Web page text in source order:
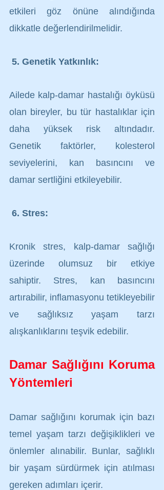
etkileri göz önüne alındığında
dikkatle değerlendirilmelidir.
5. Genetik Yatkınlık:
Ailede kalp-damar hastalığı öyküsü
olan bireyler, bu tür hastalıklar için
daha yüksek risk altındadır.
Genetik faktörler, kolesterol
seviyelerini, kan basıncını ve
damar sertliğini etkileyebilir.
6. Stres:
Kronik stres, kalp-damar sağlığı
üzerinde olumsuz bir etkiye
sahiptir. Stres, kan basıncını
artırabilir, inflamasyonu tetikleyebilir
ve sağlıksız yaşam tarzı
alışkanlıklarını teşvik edebilir.
Damar Sağlığını Koruma
Yöntemleri
Damar sağlığını korumak için bazı
temel yaşam tarzı değişiklikleri ve
önlemler alınabilir. Bunlar, sağlıklı
bir yaşam sürdürmek için atılması
gereken adımları içerir.